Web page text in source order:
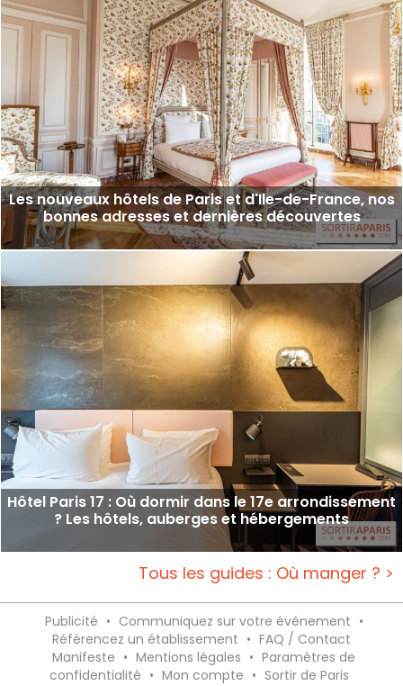
Les nouveaux hôtels de Paris et d'Ile-de-France, nos
bonnes adresses et dernières découvertes
Hôtel Paris 17 : Où dormir dans le 17e arrondissement
? Les hôtels, auberges et hébergements
Tous les guides : Où manger ? >
Publicité • Communiquez sur votre événement •
Référencez un établissement • FAQ / Contact
Manifeste • Mentions légales • Paramètres de
confidentialité • Mon compte • Sortir de Paris